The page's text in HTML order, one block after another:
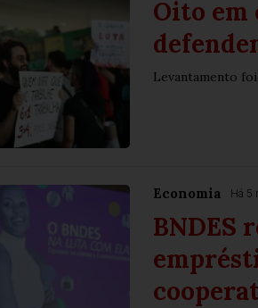
Oito em
Levantamento
Economia Há 5
BNDES